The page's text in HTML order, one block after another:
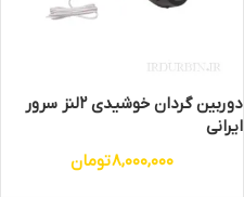
دوربین گردان خوشیدی 2لنز سرور
ایرانی
8,000,000تومان